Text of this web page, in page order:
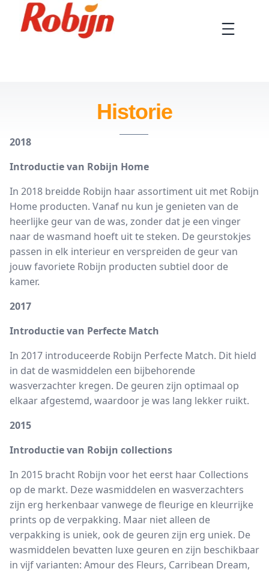
Doorgaan
artikel
Historie
2018
Introductie van Robijn Home
In 2018 breidde Robijn haar assortiment uit met Robijn
Home producten. Vanaf nu kun je genieten van de
heerlijke geur van de was, zonder dat je een vinger
naar de wasmand hoeft uit te steken. De geurstokjes
passen in elk interieur en verspreiden de geur van
jouw favoriete Robijn producten subtiel door de
kamer.
2017
Introductie van Perfecte Match
In 2017 introduceerde Robijn Perfecte Match. Dit hield
in dat de wasmiddelen een bijbehorende
wasverzachter kregen. De geuren zijn optimaal op
elkaar afgestemd, waardoor je was lang lekker ruikt.
2015
Introductie van Robijn collections
In 2015 bracht Robijn voor het eerst haar Collections
op de markt. Deze wasmiddelen en wasverzachters
zijn erg herkenbaar vanwege de fleurige en kleurrijke
prints op de verpakking. Maar niet alleen de
verpakking is uniek, ook de geuren zijn erg uniek. De
wasmiddelen bevatten luxe geuren en zijn beschikbaar
in vijf varianten: Amour des Fleurs, Carribean Dream,